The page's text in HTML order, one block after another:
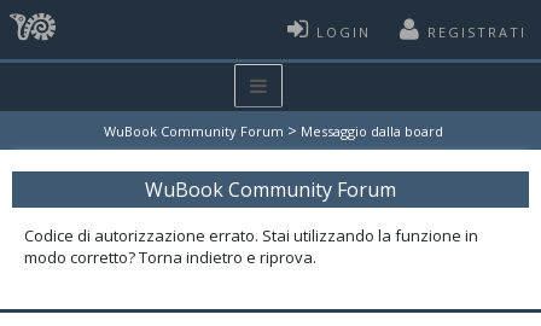
LOGIN REGISTRATI
WuBook Community Forum > Messaggio dalla board
WuBook Community Forum
Codice di autorizzazione errato. Stai utilizzando la funzione in
modo corretto? Torna indietro e riprova.